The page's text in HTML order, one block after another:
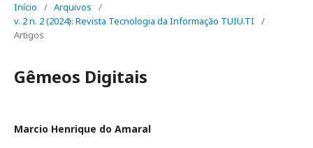
Início / Arquivos
/
v. 2 n. 2 (2024): Revista Tecnologia da Informação TUIU.TI
/
Artigos
Gêmeos Digitais
Marcio Henrique do Amaral